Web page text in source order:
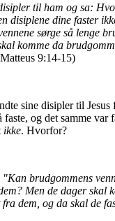
til ham og sa:
disiplene dine faster
sørge så lenge
komme da
9:14-15)
sine disipler til
og det samme var
ikke. Hvorfor?
"Kan brudgommens
Men de dager skal
dem, og da skal de